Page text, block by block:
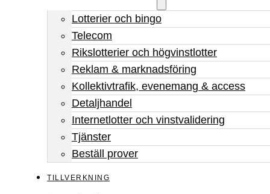
Lotterier och bingo
Telecom
Rikslotterier och högvinstlotter
Reklam & marknadsföring
Kollektivtrafik, evenemang & access
Detaljhandel
Internetlotter och vinstvalidering
Tjänster
Beställ prover
TILLVERKNING